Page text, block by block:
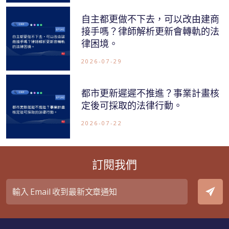
自主都更做不下去，可以改由建商
接手嗎？律師解析更新會轉軌的法
律困境。
2026-07-29
都市更新遲遲不推進？事業計畫核
定後可採取的法律行動。
2026-07-22
訂閱我們